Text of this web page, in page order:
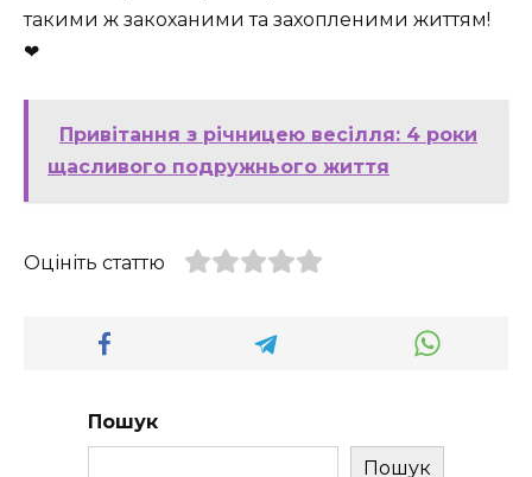
такими ж закоханими та захопленими життям!
❤
Привітання з річницею весілля: 4 роки
щасливого подружнього життя
Оцініть статтю
Пошук
Пошук